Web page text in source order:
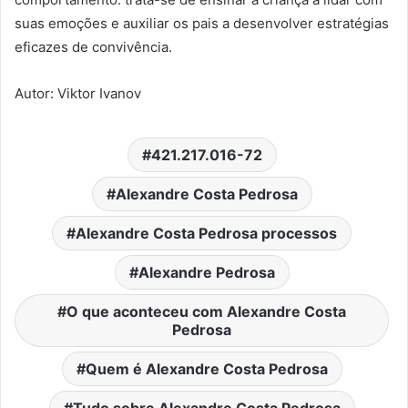
suas emoções e auxiliar os pais a desenvolver estratégias
eficazes de convivência.
Autor: Viktor Ivanov
421.217.016-72
Alexandre Costa Pedrosa
Alexandre Costa Pedrosa processos
Alexandre Pedrosa
O que aconteceu com Alexandre Costa
Pedrosa
Quem é Alexandre Costa Pedrosa